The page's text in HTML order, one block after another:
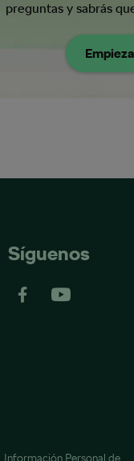
preguntas y sabrás
Síguenos
Información Personal de